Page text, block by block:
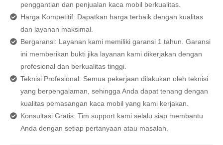
penggantian dan penjualan kaca mobil berkualitas.
Harga Kompetitif: Dapatkan harga terbaik dengan kualitas
dan layanan maksimal.
Bergaransi: Layanan kami memiliki garansi 1 tahun. Garansi
ini memberikan bukti jika layanan kami dikerjakan dengan
profesional dan berkualitas tinggi.
Teknisi Profesional: Semua pekerjaan dilakukan oleh teknisi
yang berpengalaman, sehingga Anda dapat tenang dengan
kualitas pemasangan kaca mobil yang kami kerjakan.
Konsultasi Gratis: Tim support kami selalu siap membantu
Anda dengan setiap pertanyaan atau masalah.